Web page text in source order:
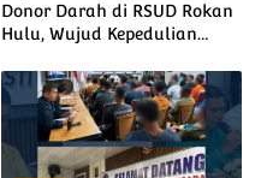
Donor Darah di RSUD Rokan
Hulu, Wujud Kepedulian
Kemerdekaan RI